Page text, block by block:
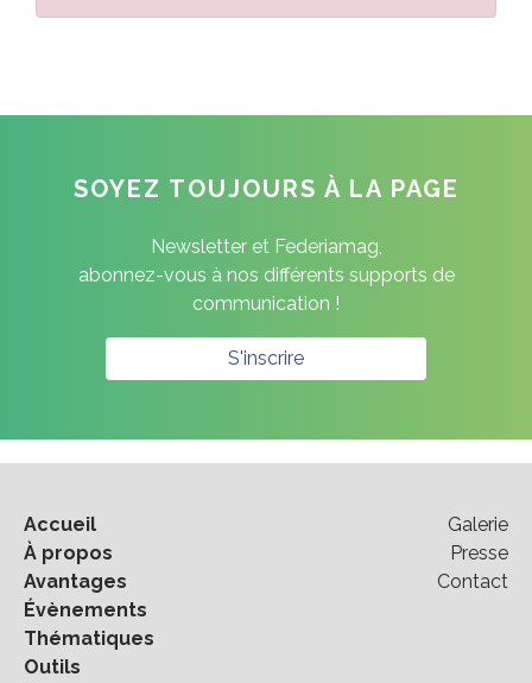
SOYEZ TOUJOURS À LA PAGE
Newsletter et Federiamag,
abonnez-vous à nos différents supports de
communication !
S'inscrire
Accueil
À propos
Avantages
Évènements
Thématiques
Outils
Galerie
Presse
Contact